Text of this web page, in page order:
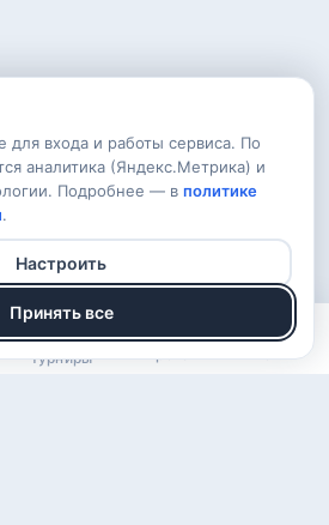
входа и работы сервиса. По
аналитика (Яндекс.Метрика) и
Подробнее — в политике
.
Настроить
Принять все
Турниры Арена Войти